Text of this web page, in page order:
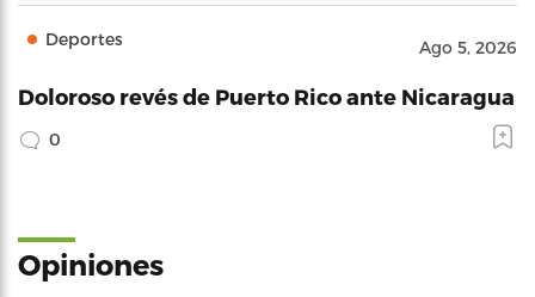
Deportes Ago 5, 2026
Doloroso revés de Puerto Rico ante Nicaragua
0
Opiniones